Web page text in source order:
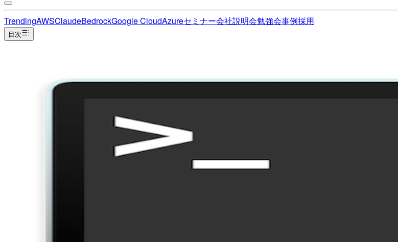
TrendingAWSClaudeBedrockGoogle CloudAzureセミナー会社説明会勉強会事例採用
目次